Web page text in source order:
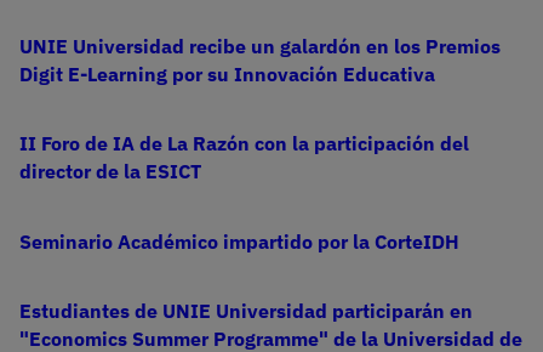
UNIE Universidad recibe un galardón en los Premios
Digit E-Learning por su Innovación Educativa
II Foro de IA de La Razón con la participación del
director de la ESICT
Seminario Académico impartido por la CorteIDH
Estudiantes de UNIE Universidad participarán en
"Economics Summer Programme" de la Universidad de